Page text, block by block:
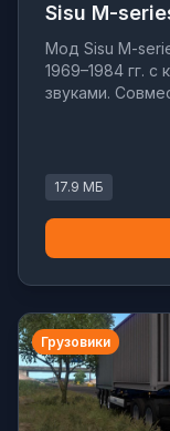
Sisu M-
Мод Sisu M-
1969–1984 гг.
звуками.
17.9 МБ
Грузовики